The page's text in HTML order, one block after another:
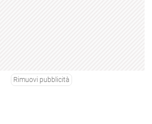
Rimuovi pubblicità